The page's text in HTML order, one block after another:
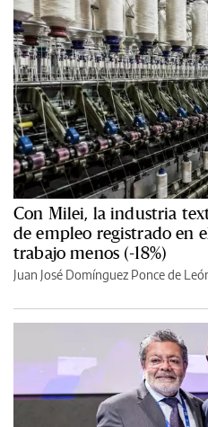
Con Milei, la industria
de empleo registrado en
trabajo menos (-18%)
Juan José Domínguez Ponce de